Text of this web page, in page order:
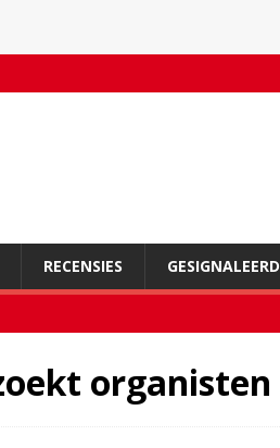
RECENSIES GESIGNALEERD
organisten